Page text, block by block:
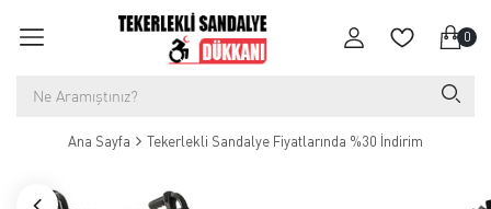
0
Ana Sayfa Tekerlekli Sandalye Fiyatlarında %30 İndirim